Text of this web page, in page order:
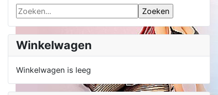
Winkelwagen
Winkelwagen is leeg